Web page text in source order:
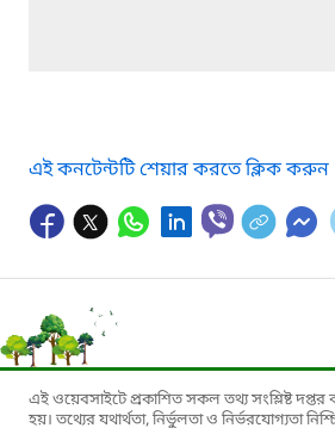
এই কনটেন্টটি শেয়ার করতে ক্লিক করুন
এই ওয়েবসাইটে প্রকাশিত সকল তথ্য সংশ্লিষ্ট দপ্তর
হয়। তথ্যের যথার্থতা, নির্ভুলতা ও নির্ভরযোগ্যতা